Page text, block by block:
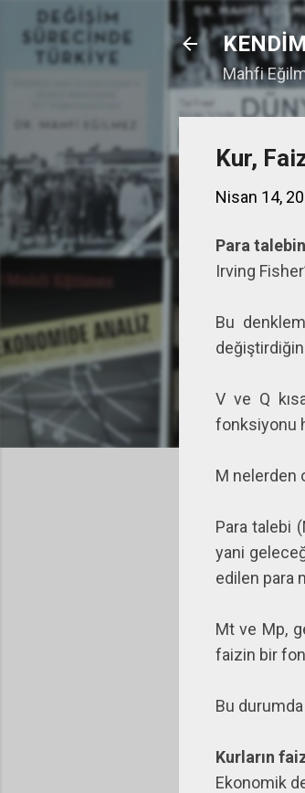
Mahfi
Kur,
Nisan 14,
Para
Irving
Bu
V ve Q
fonksiyonu
M nelerden
Para talebi
yani
edilen para
Mt ve Mp,
faizin bir
Bu
Kurların
Ekonomik